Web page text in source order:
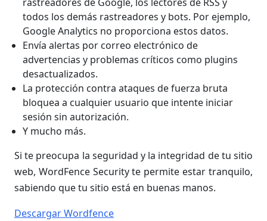
todos los demás rastreadores y bots. Por ejemplo,
Google Analytics no proporciona estos datos.
Envía alertas por correo electrónico de
advertencias y problemas críticos como plugins
desactualizados.
La protección contra ataques de fuerza bruta
bloquea a cualquier usuario que intente iniciar
sesión sin autorización.
Y mucho más.
Si te preocupa la seguridad y la integridad de tu sitio
web, WordFence Security te permite estar tranquilo,
sabiendo que tu sitio está en buenas manos.
Descargar Wordfence